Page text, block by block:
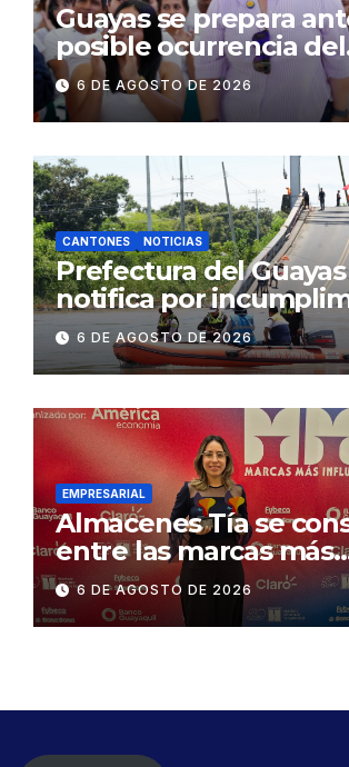
Guayas se prepara
posible ocurrencia del
fenómeno de El Niño:
Gobierno Nacional
2.500 jóvenes
6 DE AGOSTO DE 2026
CANTONES NOTICIAS
Prefectura del Guayas
notifica por
contractual a la
Concesionaria
exige celeridad en
desmontaje del
Gonzalo Icaza
Daule
6 DE AGOSTO DE 2026
EMPRESARIAL
Almacenes Tía se
entre las marcas más
influyentes del
6 DE AGOSTO DE 2026